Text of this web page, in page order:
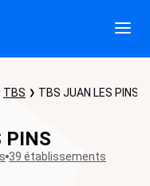
TBS TBS JUAN LES PINS
PINS
39 établissements